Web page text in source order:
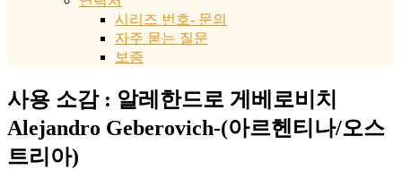
시리즈 번호- 문의
자주 묻는 질문
보증
사용 소감 : 알레한드로 게베로비치
Alejandro Geberovich-(아르헨티나/오스
트리아)